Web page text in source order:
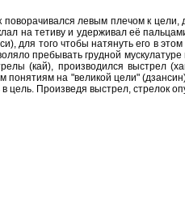
поворачивался левым плечом к цели,
на тетиву и удерживал её
для того чтобы натянуть его в
пребывать грудной
(кай), производился выстрел
понятиям на "великой цели"
в цель. Произведя выстрел, стрелок